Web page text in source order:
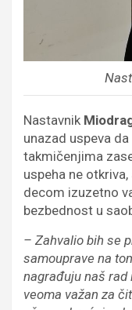
Nastavnik
unazad uspeva
takmičenjima
uspeha ne
decom izuzetno
bezbednost u
– Zahvalio bih se
samouprave na
nagrađuju naš rad
veoma važan za